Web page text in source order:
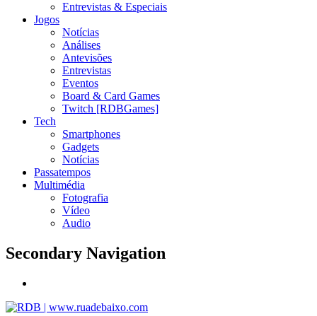
Entrevistas & Especiais
Jogos
Notícias
Análises
Antevisões
Entrevistas
Eventos
Board & Card Games
Twitch [RDBGames]
Tech
Smartphones
Gadgets
Notícias
Passatempos
Multimédia
Fotografia
Vídeo
Audio
Secondary Navigation